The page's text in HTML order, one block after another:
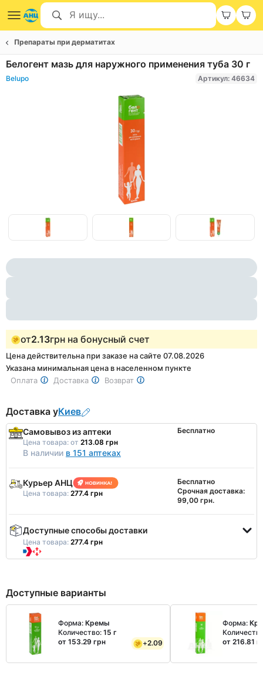
Препараты при дерматитах
Белогент мазь для наружного применения туба 30 г
Belupo Артикул: 46634
Item
of
1
of
от2.13грн на бонусный счет
Цена действительна при заказе на сайте 07.08.2026
Указана минимальная цена в населенном пункте
Оплата
Доставка Возврат
Доставка уКиев
Самовывоз из аптеки
Цена товара: от 213.08 грн
В наличии в 151 аптеках
Бесплатно
Курьер АНЦ
Цена товара: 277.4 грн
Бесплатно
Срочная доставка:
99,00 грн.
Доступные способы доставки
Цена товара: 277.4 грн
Доступные варианты
Форма: Кремы
Количество: 15 г
от 153.29 грн
+2.09
Форма:
от 216.81